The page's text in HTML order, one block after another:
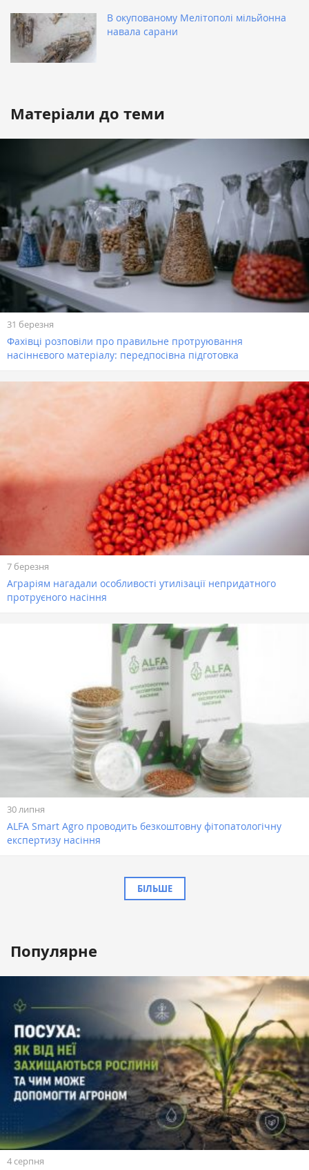
В окупованому Мелітополі мільйонна
навала сарани
Матеріали до теми
31 березня
Фахівці розповіли про правильне протруювання
насіннєвого матеріалу: передпосівна підготовка
7 березня
Аграріям нагадали особливості утилізації непридатного
протруєного насіння
30 липня
ALFA Smart Agro проводить безкоштовну фітопатологічну
експертизу насіння
БІЛЬШЕ
Популярне
4 серпня